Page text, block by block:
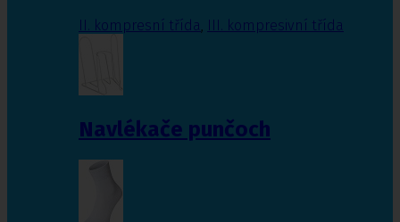
II. kompresní třída III. kompresivní třída
Navlékače punčoch